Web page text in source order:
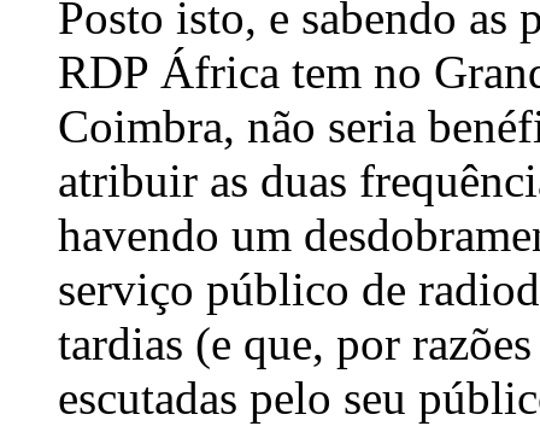
Posto isto, e sabendo as
RDP África tem no
Coimbra, não seria
atribuir as duas
havendo um
serviço público de
tardias (e que, por
escutadas pelo seu